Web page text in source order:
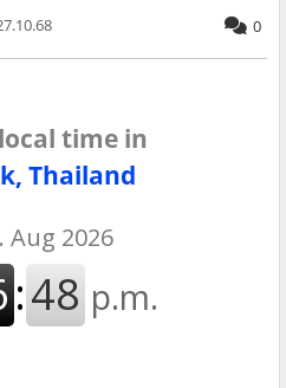
0
time in
Thailand